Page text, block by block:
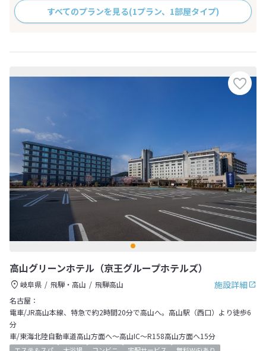
すべてのプランを見る(1プラン、1部屋タイプ)
高山グリーンホテル（京王グループホテルズ）
施設詳細
岐阜県 飛騨・高山
飛騨高山
名古屋：
電車/JR高山本線、特急で約2時間20分で高山へ。高山駅（西口）より徒歩6
分
車/東海北陸自動車道高山方面へ～高山IC～R158高山方面へ15分